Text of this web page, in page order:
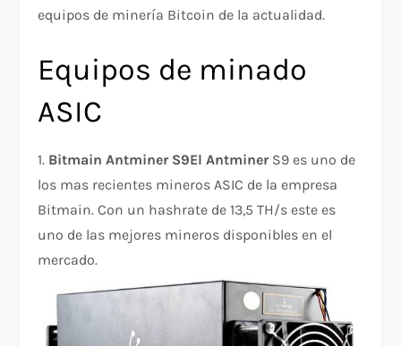
equipos de minería Bitcoin de la actualidad.
Equipos de minado
ASIC
1. Bitmain Antminer S9El AntminerS9 es uno de
los mas recientes mineros ASIC de la empresa
Bitmain. Con un hashrate de 13,5 TH/s este es
uno de las mejores mineros disponibles en el
mercado.